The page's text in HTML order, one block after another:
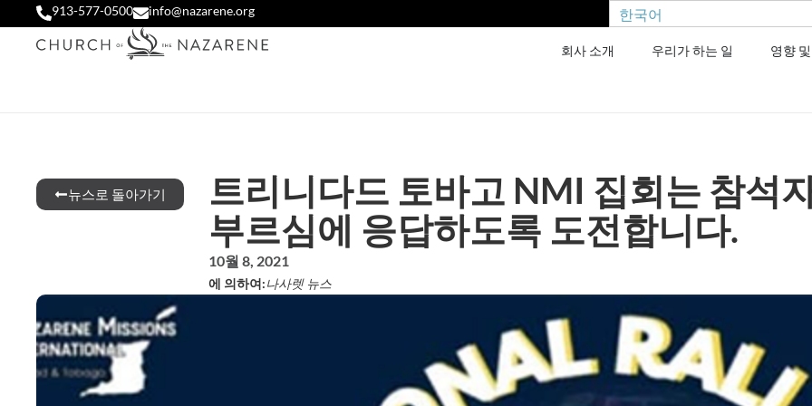
913-577-0500 info@nazarene.org 한국어
회사 소개 우리가 하는 일 영향
뉴스로 돌아가기
트리니다드 토바고 NMI 집회는 참석
부르심에 응답하도록 도전합니다.
10월 8, 2021
에 의하여:나사렛 뉴스